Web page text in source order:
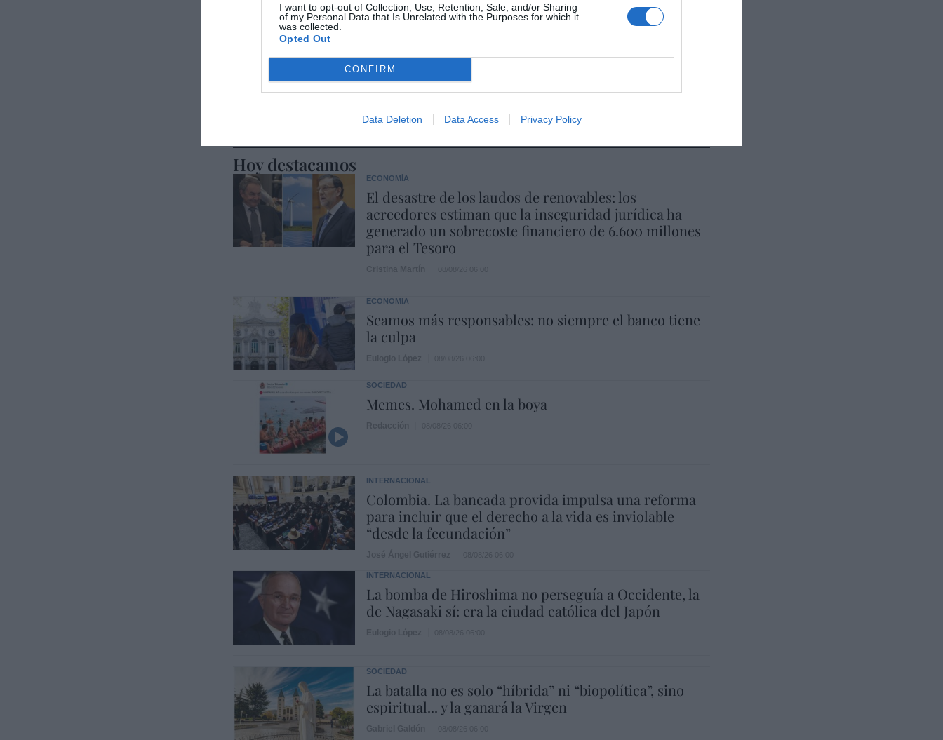
I want to opt-out of Collection, Use, Retention, Sale, and/or Sharing
of my Personal Data that Is Unrelated with the Purposes for which it
was collected.
Opted Out
CONFIRM
Data Deletion Data Access Privacy Policy
Hoy destacamos
ECONOMÍA
El desastre de los laudos de renovables: los
acreedores estiman que la inseguridad jurídica ha
generado un sobrecoste financiero de 6.600 millones
para el Tesoro
ECONOMÍA
Seamos más responsables: no siempre el banco tiene
la culpa
SOCIEDAD
Memes. Mohamed en la boya
INTERNACIONAL
Colombia. La bancada provida impulsa una reforma
para incluir que el derecho a la vida es inviolable
“desde la fecundación”
INTERNACIONAL
La bomba de Hiroshima no perseguía a Occidente, la
de Nagasaki sí: era la ciudad católica del Japón
SOCIEDAD
La batalla no es solo “híbrida” ni “biopolítica”, sino
espiritual... y la ganará la Virgen